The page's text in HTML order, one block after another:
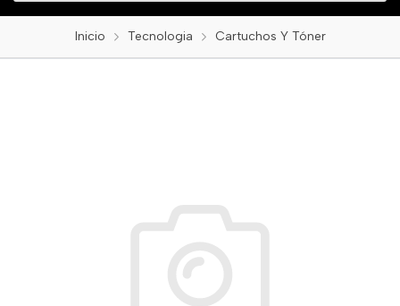
Inicio Tecnologia Cartuchos Y Tóner